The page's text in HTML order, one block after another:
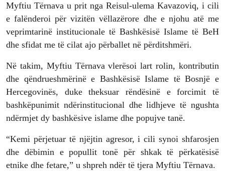
Myftiu Tërnava u prit nga Reisul-ulema Kavazoviq, i cili
e falënderoi për vizitën vëllazërore dhe e njohu atë me
veprimtarinë institucionale të Bashkësisë Islame të BeH
dhe sfidat me të cilat ajo përballet në përditshmëri.
Në takim, Myftiu Tërnava vlerësoi lart rolin, kontributin
dhe qëndrueshmërinë e Bashkësisë Islame të Bosnjë e
Hercegovinës, duke theksuar rëndësinë e forcimit të
bashkëpunimit ndërinstitucional dhe lidhjeve të ngushta
ndërmjet dy bashkësive islame dhe popujve tanë.
“Kemi përjetuar të njëjtin agresor, i cili synoi shfarosjen
dhe dëbimin e popullit tonë për shkak të përkatësisë
etnike dhe fetare,” u shpreh ndër të tjera Myftiu Tërnava.